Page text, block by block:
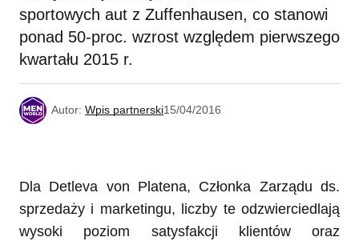
sportowych aut z Zuffenhausen, co stanowi
ponad 50-proc. wzrost względem pierwszego
kwartału 2015 r.
Autor: Wpis partnerski15/04/2016
Dla Detleva von Platena, Członka Zarządu ds.
sprzedaży i marketingu, liczby te odzwierciedlają
wysoki poziom satysfakcji klientów oraz